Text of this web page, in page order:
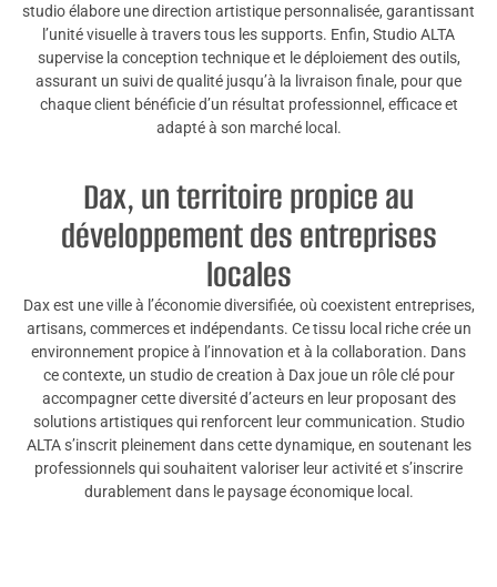
studio élabore une direction artistique personnalisée, garantissant
l’unité visuelle à travers tous les supports. Enfin, Studio ALTA
supervise la conception technique et le déploiement des outils,
assurant un suivi de qualité jusqu’à la livraison finale, pour que
chaque client bénéficie d’un résultat professionnel, efficace et
adapté à son marché local.
Dax, un territoire propice au
développement des entreprises
locales
Dax est une ville à l’économie diversifiée, où coexistent entreprises,
artisans, commerces et indépendants. Ce tissu local riche crée un
environnement propice à l’innovation et à la collaboration. Dans
ce contexte, un studio de creation à Dax joue un rôle clé pour
accompagner cette diversité d’acteurs en leur proposant des
solutions artistiques qui renforcent leur communication. Studio
ALTA s’inscrit pleinement dans cette dynamique, en soutenant les
professionnels qui souhaitent valoriser leur activité et s’inscrire
durablement dans le paysage économique local.